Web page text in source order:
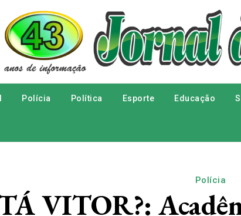
Polícia Política Esporte Educação
Polícia
VITOR?: